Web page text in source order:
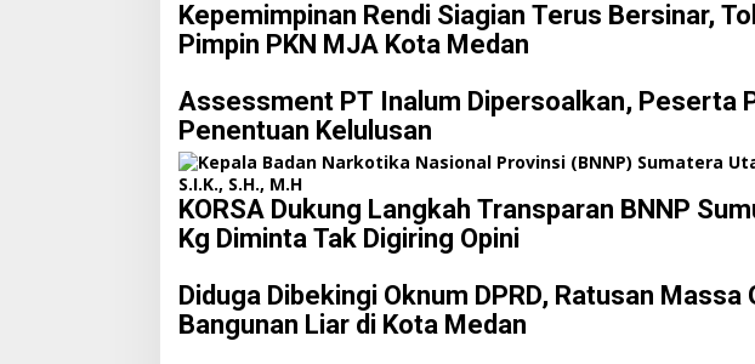
Kepemimpinan Rendi Siagian Terus Bersinar,
Pimpin PKN MJA Kota Medan
Assessment PT Inalum Dipersoalkan, Peserta
Penentuan Kelulusan
KORSA Dukung Langkah Transparan BNNP
Kg Diminta Tak Digiring Opini
Diduga Dibekingi Oknum DPRD, Ratusan
Bangunan Liar di Kota Medan